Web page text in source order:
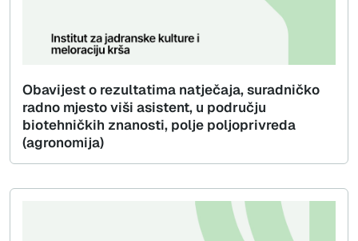
Obavijest o rezultatima natječaja, suradničko
radno mjesto viši asistent, u području
biotehničkih znanosti, polje poljoprivreda
(agronomija)